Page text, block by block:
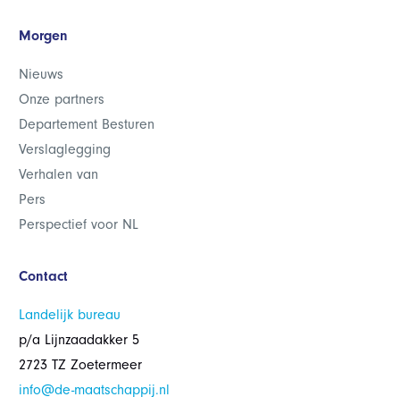
Morgen
Nieuws
Onze partners
Departement Besturen
Verslaglegging
Verhalen van
Pers
Perspectief voor NL
Contact
Landelijk bureau
p/a Lijnzaadakker 5
2723 TZ Zoetermeer
info@de-maatschappij.nl